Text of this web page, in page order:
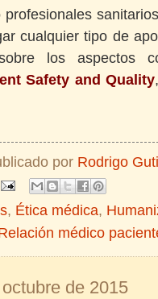
profesionales
cualquier tipo de
los aspectos
Safety and Quality
por Rodrigo
, Ética médica,
médico
de 2015